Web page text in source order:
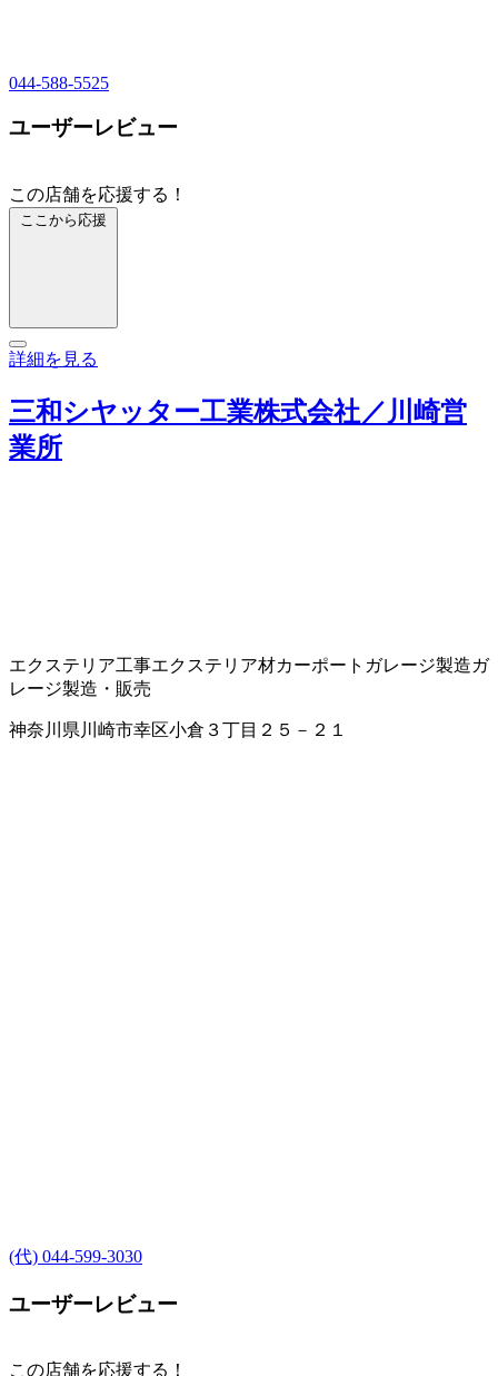
044-588-5525
ユーザーレビュー
この店舗を応援する！
ここから応援
詳細を見る
三和シヤッター工業株式会社／川崎営
業所
エクステリア工事エクステリア材カーポート ガレージ製造ガ
レージ製造・販売
神奈川県川崎市幸区小倉３丁目２５－２１
(代) 044-599-3030
ユーザーレビュー
この店舗を応援する！